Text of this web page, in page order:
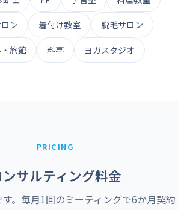
ン 着付け教室 脱毛サロン
旅館 料亭 ヨガスタジオ
PRICING
ンサルティング料金
。毎月1回のミーティングで6か月契約